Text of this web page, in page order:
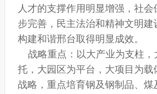
人才的支撑作用明显增强，社会
步完善，民主法治和精神文明建
构建和谐邢台取得明显成效。
战略重点：以大产业为支柱，
托，大园区为平台，大项目为载
战略，重点培育钢及钢制品、煤